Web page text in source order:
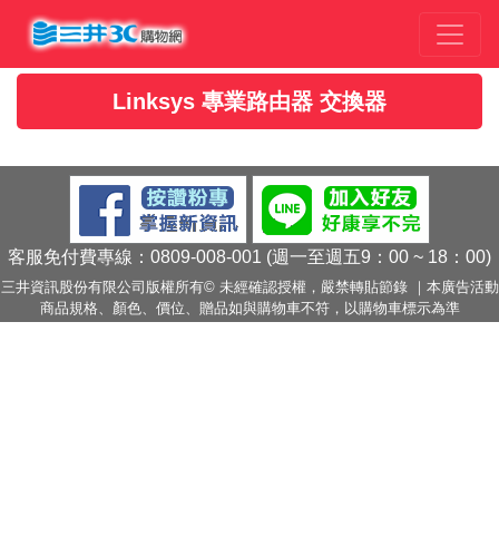
Linksys 專業路由器 交換器
客服免付費專線：0809-008-001 (週一至週五9：00 ~ 18：00)
三井資訊股份有限公司版權所有© 未經確認授權，嚴禁轉貼節錄 ｜本廣告活動
商品規格、顏色、價位、贈品如與購物車不符，以購物車標示為準